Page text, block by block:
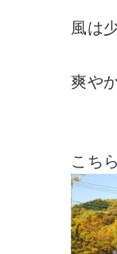
風は
爽や
こち